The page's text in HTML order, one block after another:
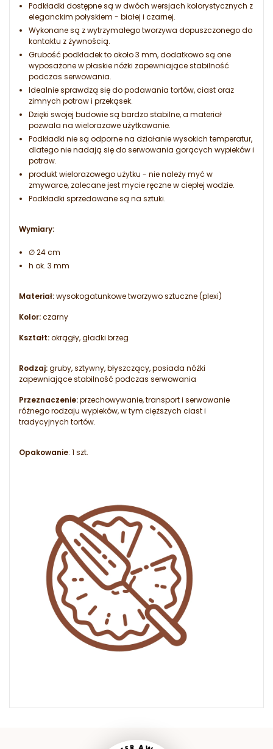
Podkładki dostępne są w dwóch wersjach kolorystycznych z
eleganckim połyskiem - białej i czarnej.
Wykonane są z wytrzymałego tworzywa dopuszczonego do
kontaktu z żywnością.
Grubość podkładek to około 3 mm, dodatkowo są one
wyposażone w płaskie nóżki zapewniające stabilność
podczas serwowania.
Idealnie sprawdzą się do podawania tortów, ciast oraz
zimnych potraw i przekąsek.
Dzięki swojej budowie są bardzo stabilne, a materiał
pozwala na wielorazowe użytkowanie.
Podkładki nie są odporne na działanie wysokich temperatur,
dlatego nie nadają się do serwowania gorących wypieków i
potraw.
produkt wielorazowego użytku - nie należy myć w
zmywarce, zalecane jest mycie ręczne w ciepłej wodzie.
Podkładki sprzedawane są na sztuki.
Wymiary:
∅ 24 cm
h ok. 3 mm
Materiał:wysokogatunkowe tworzywo sztuczne (plexi)
Kolor:czarny
Kształt:okrągły, gładki brzeg
Rodzaj:gruby, sztywny, błyszczący, posiada nóżki
zapewniające stabilność podczas serwowania
Przeznaczenie:przechowywanie, transport i serwowanie
różnego rodzaju wypieków, w tym cięższych ciast i
tradycyjnych tortów.
Opakowanie: 1 szt.